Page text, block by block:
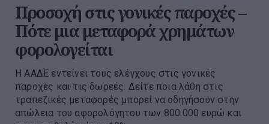
Προσοχή στις γονικές παροχές –
Πότε μια μεταφορά χρημάτων
φορολογείται
Η ΑΑΔΕ εντείνει τους ελέγχους στις γονικές
παροχές και τις δωρεές. Δείτε ποια λάθη στις
τραπεζικές μεταφορές μπορεί να οδηγήσουν στην
απώλεια του αφορολόγητου των 800.000 ευρώ και